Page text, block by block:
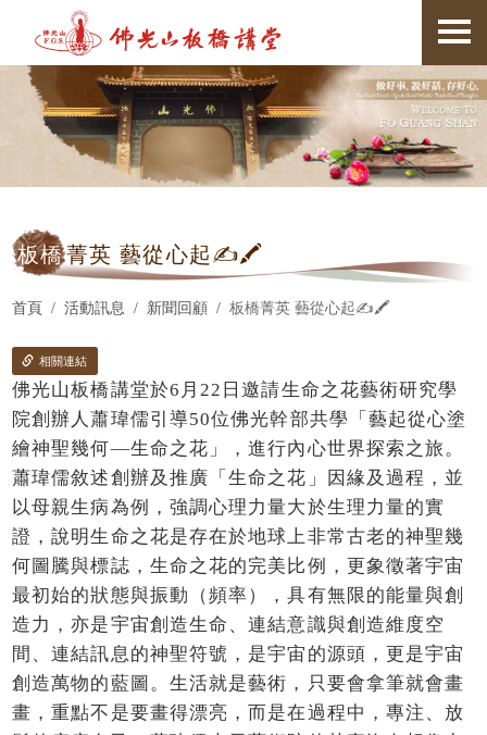
板橋菁英 藝從心起✍️🖍
首頁 活動訊息 新聞回顧 板橋菁英 藝從心起✍️🖍
相關連結
佛光山板橋講堂於6月22日邀請生命之花藝術研究學
院創辦人蕭瑋儒引導50位佛光幹部共學「藝起從心塗
繪神聖幾何—生命之花」，進行內心世界探索之旅。
蕭瑋儒敘述創辦及推廣「生命之花」因緣及過程，並
以母親生病為例，強調心理力量大於生理力量的實
證，說明生命之花是存在於地球上非常古老的神聖幾
何圖騰與標誌，生命之花的完美比例，更象徵著宇宙
最初始的狀態與振動（頻率），具有無限的能量與創
造力，亦是宇宙創造生命、連結意識與創造維度空
間、連結訊息的神聖符號，是宇宙的源頭，更是宇宙
創造萬物的藍圖。生活就是藝術，只要會拿筆就會畫
畫，重點不是要畫得漂亮，而是在過程中，專注、放